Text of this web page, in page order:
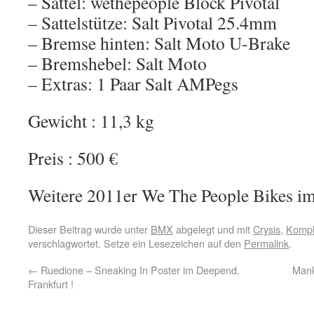
– Sattelstütze: Salt Pivotal 25.4mm
– Bremse hinten: Salt Moto U-Brake
– Bremshebel: Salt Moto
– Extras: 1 Paar Salt AMPegs
Gewicht : 11,3 kg
Preis : 500 €
Weitere 2011er We The People Bikes
Dieser Beitrag wurde unter BMX abgelegt und mitCrysis,
verschlagwortet. Setze ein Lesezeichen auf den Permalink.
← Ruedione – Sneaking In Poster im Deepend.
Frankfurt !